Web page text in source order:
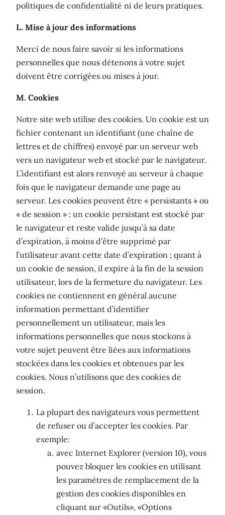
politiques de confidentialité ni de leurs pratiques.
L. Mise à jour des informations
Merci de nous faire savoir si les informations
personnelles que nous détenons à votre sujet
doivent être corrigées ou mises à jour.
M. Cookies
Notre site web utilise des cookies. Un cookie est un
fichier contenant un identifiant (une chaîne de
lettres et de chiffres) envoyé par un serveur web
vers un navigateur web et stocké par le navigateur.
L’identifiant est alors renvoyé au serveur à chaque
fois que le navigateur demande une page au
serveur. Les cookies peuvent être « persistants » ou
« de session » : un cookie persistant est stocké par
le navigateur et reste valide jusqu’à sa date
d’expiration, à moins d’être supprimé par
l’utilisateur avant cette date d’expiration ; quant à
un cookie de session, il expire à la fin de la session
utilisateur, lors de la fermeture du navigateur. Les
cookies ne contiennent en général aucune
information permettant d’identifier
personnellement un utilisateur, mais les
informations personnelles que nous stockons à
votre sujet peuvent être liées aux informations
stockées dans les cookies et obtenues par les
cookies. Nous n’utilisons que des cookies de
session.
La plupart des navigateurs vous permettent
de refuser ou d’accepter les cookies. Par
exemple:
avec Internet Explorer (version 10), vous
pouvez bloquer les cookies en utilisant
les paramètres de remplacement de la
gestion des cookies disponibles en
cliquant sur «Outils», «Options